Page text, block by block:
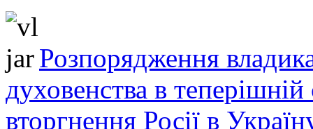
Розпорядження
духовенства в теперішній
вторгнення Росії в